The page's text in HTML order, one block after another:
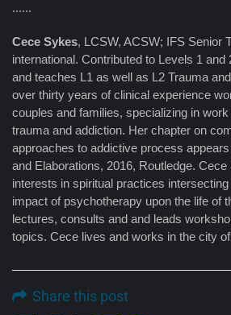
......
Cece Sykes, LCSW, ACSW; IFS Senior
international. Contributed to Levels 1 and
and teaches L1 as well as L2 Trauma
over thirty years of clinical experience
couples and families, specializing in
trauma and addiction. Her chapter on
approaches to addictive process
and Elaborations, 2016, Routledge.
interests in spiritual practices
impact of psychotherapy upon the life of
lectures, consults and and leads
topics. Cece lives and works in the city
Share this post